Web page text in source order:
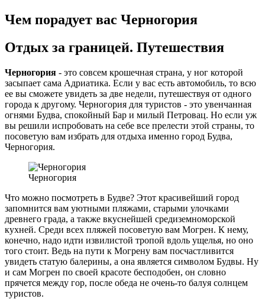
Чем порадует вас Черногория
Отдых за границей. Путешествия
Черногория - это совсем крошечная страна, у ног которой
засыпает сама Адриатика. Если у вас есть автомобиль, то всю
ee вы сможете увидеть за две недели, путешествуя от одного
города к другому. Черногория для туристов - это увенчанная
огнями Будва, спокойный Бар и милый Петровац. Но если уж
вы решили испробовать на себе все прелести этой страны, то
посоветую вам избрать для отдыха именно город Будва,
Черногория.
Черногория
Что можно посмотреть в Будве? Этот красивейший город
запомнится вам уютными пляжами, старыми улочками
древнего града, а также вкуснейшей средиземноморской
кухней. Среди всех пляжей посоветую вам Могрен. К нему,
конечно, надо идти извилистой тропой вдоль ущелья, но оно
того стоит. Ведь на пути к Могрену вам посчастливится
увидеть статую балерины, а она является символом Будвы. Ну
и сам Могрен по своей красоте бесподобен, он словно
прячется между гор, после обеда не очень-то балуя солнцем
туристов.